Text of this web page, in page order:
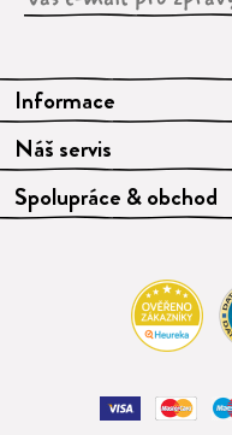
Informace
Náš servis
Spolupráce & obchod